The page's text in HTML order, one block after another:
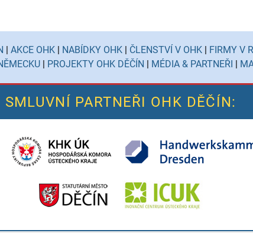
| AKCE OHK | NABÍDKY OHK | ČLENSTVÍ V OHK | FIRMY V
| PROJEKTY OHK DĚČÍN | MÉDIA & PARTNEŘI |
SMLUVNÍ PARTNEŘI OHK DĚČÍN: